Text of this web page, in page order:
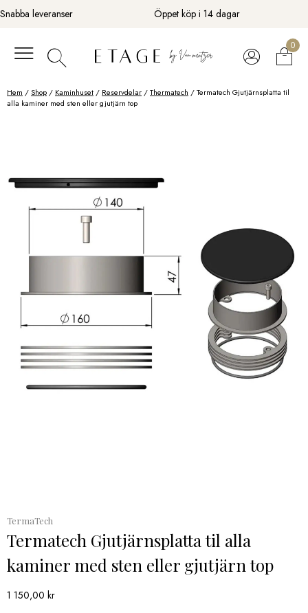
Fortsätt
till
Snabba leveranser Öppet köp i 14 dagar
0
Hem /Shop / Kaminhuset / Reservdelar /Thermatech / Termatech Gjutjärnsplatta til
alla kaminer med sten eller gjutjärn top
TermaTech
Termatech Gjutjärnsplatta til alla
kaminer med sten eller gjutjärn top
1 150,00 kr